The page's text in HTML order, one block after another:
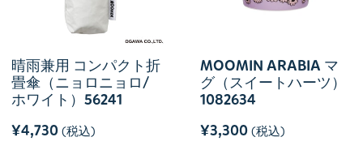
晴雨兼用 コンパクト折
畳傘（ニョロニョロ/
ホワイト）56241
¥4,730 (税込)
MOOMIN ARABIA マ
グ（スイートハーツ）
1082634
¥3,300 (税込)